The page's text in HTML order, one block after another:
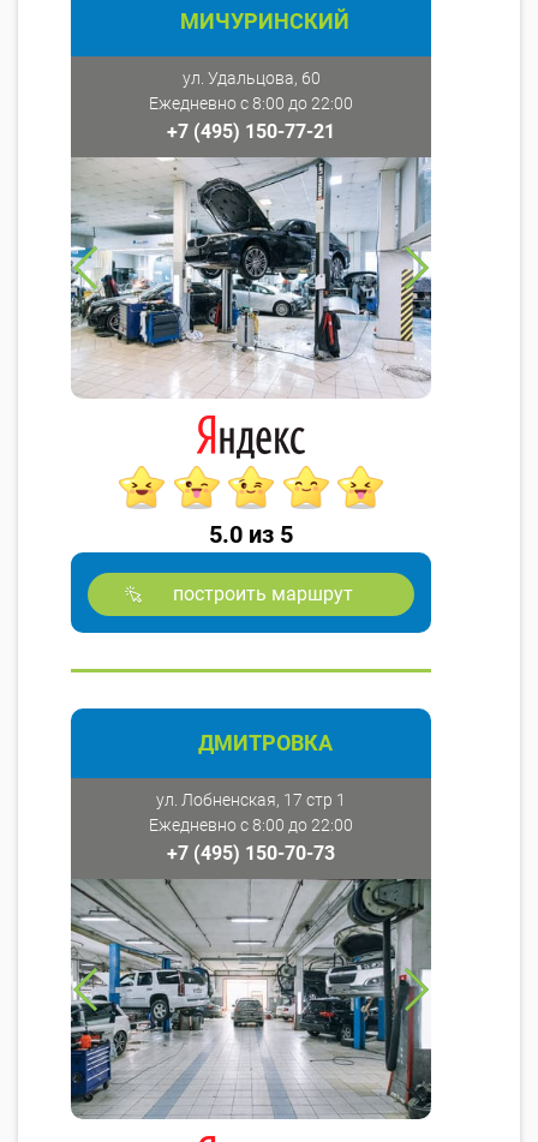
МИЧУРИНСКИЙ
ул. Удальцова, 60
Ежедневно с 8:00 до 22:00
+7 (495) 150-77-21
5.0 из 5
построить маршрут
ДМИТРОВКА
ул. Лобненская, 17 стр 1
Ежедневно с 8:00 до 22:00
+7 (495) 150-70-73